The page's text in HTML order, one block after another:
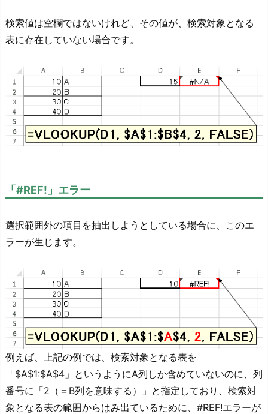
検索値は空欄ではないけれど、その値が、検索対象となる
表に存在していない場合です。
「#REF!」エラー
選択範囲外の項目を抽出しようとしている場合に、このエ
ラーが生じます。
例えば、上記の例では、検索対象となる表を
「$A$1:$A$4」というようにA列しか含めていないのに、列
番号に「2（＝B列を意味する）」と指定しており、検索対
象となる表の範囲からはみ出ているために、#REF!エラーが